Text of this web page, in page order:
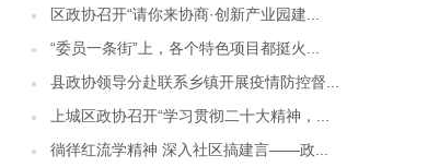
区政协召开“请你来协商·创新产业园建...
“委员一条街”上，各个特色项目都挺火...
县政协领导分赴联系乡镇开展疫情防控督...
上城区政协召开“学习贯彻二十大精神，...
徜徉红流学精神 深入社区搞建言——政...